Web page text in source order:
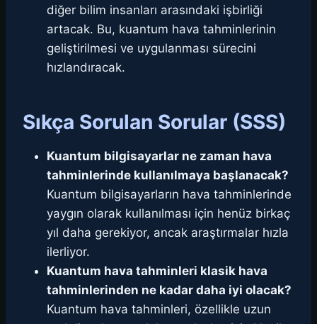
diğer bilim insanları arasındaki işbirliği
artacak. Bu, kuantum hava tahminlerinin
geliştirilmesi ve uygulanması sürecini
hızlandıracak.
Sıkça Sorulan Sorular (SSS)
Kuantum bilgisayarlar ne zaman hava
tahminlerinde kullanılmaya başlanacak?
Kuantum bilgisayarların hava tahminlerinde
yaygın olarak kullanılması için henüz birkaç
yıl daha gerekiyor, ancak araştırmalar hızla
ilerliyor.
Kuantum hava tahminleri klasik hava
tahminlerinden ne kadar daha iyi olacak?
Kuantum hava tahminleri, özellikle uzun